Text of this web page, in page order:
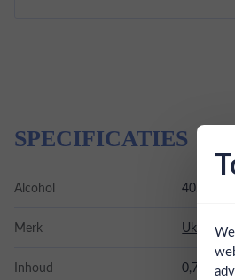
SPECIFICATIES
Alcohol 40.00%
Merk Ukiyo
Inhoud 0,7L